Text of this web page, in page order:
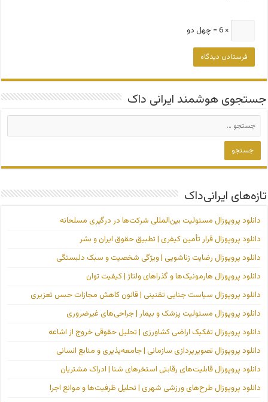
× 6 = چهل دو
جستجوی هوشمند ایرانی داک
تازه‌های ایرانی‌داک
دانلود پروپوزال مسئولیت بین‌المللی شرکت‌ها در درگیری مسلحانه
دانلود پروپوزال قرار تأمین کیفری | تطبیق حقوق ایران و بشر
دانلود پروپوزال رضایت زناشویی | ویژگی شخصیت و سبک دلبستگی
دانلود پروپوزال هارمونیک‌ها و گذراهای ولتاژ | کیفیت توان
دانلود پروپوزال سیاست جنایی تقنینی | قانون کاهش مجازات حبس تعزیری
دانلود پروپوزال مسئولیت پزشک و بیمار | جراحی‌های غیرضروری
دانلود پروپوزال تفکیک اراضی کشاورزی | تحلیل حقوقی خروج از اشاعه
دانلود پروپوزال تصویرپردازی سازمانی | جامعه‌پذیری و منابع انسانی
دانلود پروپوزال قابلیت‌های رقابتی استخرهای شنا | ادراک مشتریان
دانلود پروپوزال طرح‌های ورزشی شهری | تحلیل ظرفیت‌ها و موانع اجرا